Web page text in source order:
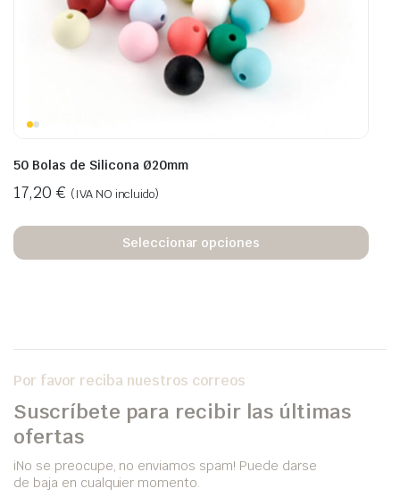
50 Bolas de Silicona Ø20mm
17,20 € (IVA NO incluido)
Seleccionar opciones
Por favor reciba nuestros correos
Suscríbete para recibir las últimas
ofertas
iNo se preocupe, no enviamos spam! Puede darse
de baja en cualquier momento.